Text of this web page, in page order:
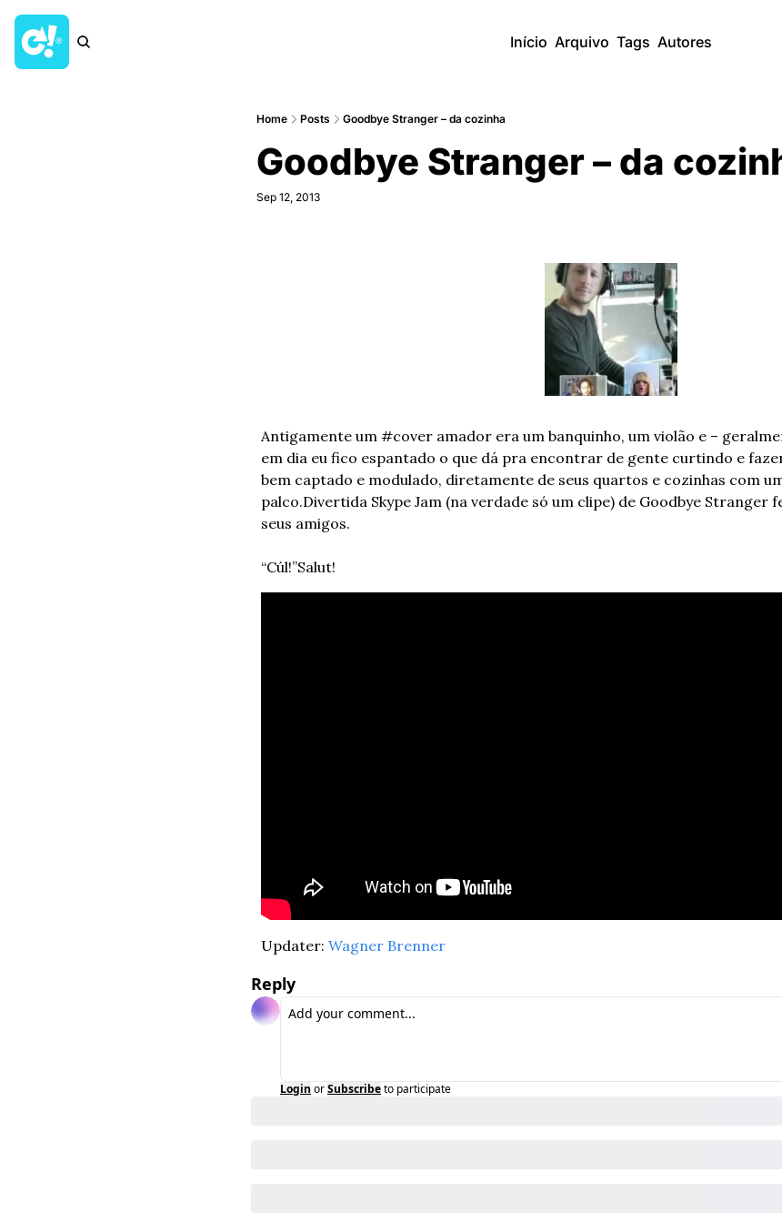
Início Arquivo Tags Autores
Home Posts Goodbye Stranger – da cozinha
Goodbye Stranger – da
Sep 12, 2013
Antigamente um #cover amador era um banquinho, um violão e –
em dia eu fico espantado o que dá pra encontrar de gente curtindo e
bem captado e modulado, diretamente de seus quartos e cozinhas com
palco.Divertida Skype Jam (na verdade só um clipe) de Goodbye Stranger
seus amigos.
“Cúl!”Salut!
Updater: Wagner Brenner
Reply
Login orSubscribeto participate